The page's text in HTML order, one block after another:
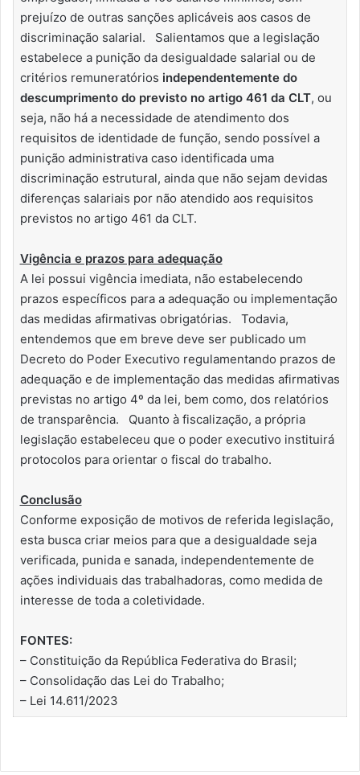
prejuízo de outras sanções aplicáveis aos casos de
discriminação salarial. Salientamos que a legislação
estabelece a punição da desigualdade salarial ou de
critérios remuneratórios independentemente do
descumprimento do previsto no artigo 461 da CLT, ou
seja, não há a necessidade de atendimento dos
requisitos de identidade de função, sendo possível a
punição administrativa caso identificada uma
discriminação estrutural, ainda que não sejam devidas
diferenças salariais por não atendido aos requisitos
previstos no artigo 461 da CLT.
Vigência e prazos para adequação
A lei possui vigência imediata, não estabelecendo
prazos específicos para a adequação ou implementação
das medidas afirmativas obrigatórias. Todavia,
entendemos que em breve deve ser publicado um
Decreto do Poder Executivo regulamentando prazos de
adequação e de implementação das medidas afirmativas
previstas no artigo 4º da lei, bem como, dos relatórios
de transparência. Quanto à fiscalização, a própria
legislação estabeleceu que o poder executivo instituirá
protocolos para orientar o fiscal do trabalho.
Conclusão
Conforme exposição de motivos de referida legislação,
esta busca criar meios para que a desigualdade seja
verificada, punida e sanada, independentemente de
ações individuais das trabalhadoras, como medida de
interesse de toda a coletividade.
FONTES:
– Constituição da República Federativa do Brasil;
– Consolidação das Lei do Trabalho;
– Lei 14.611/2023